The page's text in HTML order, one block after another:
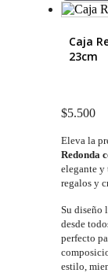
Caja
23cm
$5.500
Eleva la
Redonda
elegante y
regalos y
Su diseño
desde
perfecto
estilo,